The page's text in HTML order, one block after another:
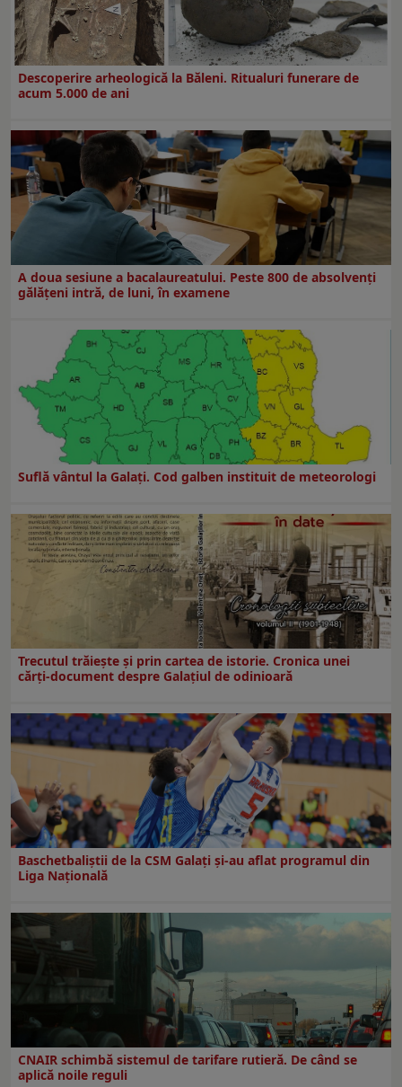
Descoperire arheologică la Băleni. Ritualuri funerare de
acum 5.000 de ani
A doua sesiune a bacalaureatului. Peste 800 de absolvenţi
gălăţeni intră, de luni, în examene
Suflă vântul la Galaţi. Cod galben instituit de meteorologi
Trecutul trăiește și prin cartea de istorie. Cronica unei
cărți-document despre Galațiul de odinioară
Baschetbaliștii de la CSM Galați și-au aflat programul din
Liga Națională
CNAIR schimbă sistemul de tarifare rutieră. De când se
aplică noile reguli